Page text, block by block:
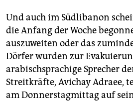
Und auch im Südlibanon
die Anfang der Woche
auszuweiten oder das
Dörfer wurden zur
arabischsprachige Sprecher
Streitkräfte, Avichay Adraee,
am Donnerstagmittag auf